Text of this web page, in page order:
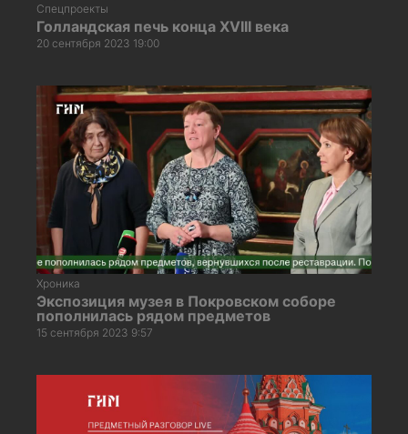
Спецпроекты
Голландская печь конца XVIII века
20 сентября 2023 19:00
Хроника
Экспозиция музея в Покровском соборе
пополнилась рядом предметов
15 сентября 2023 9:57